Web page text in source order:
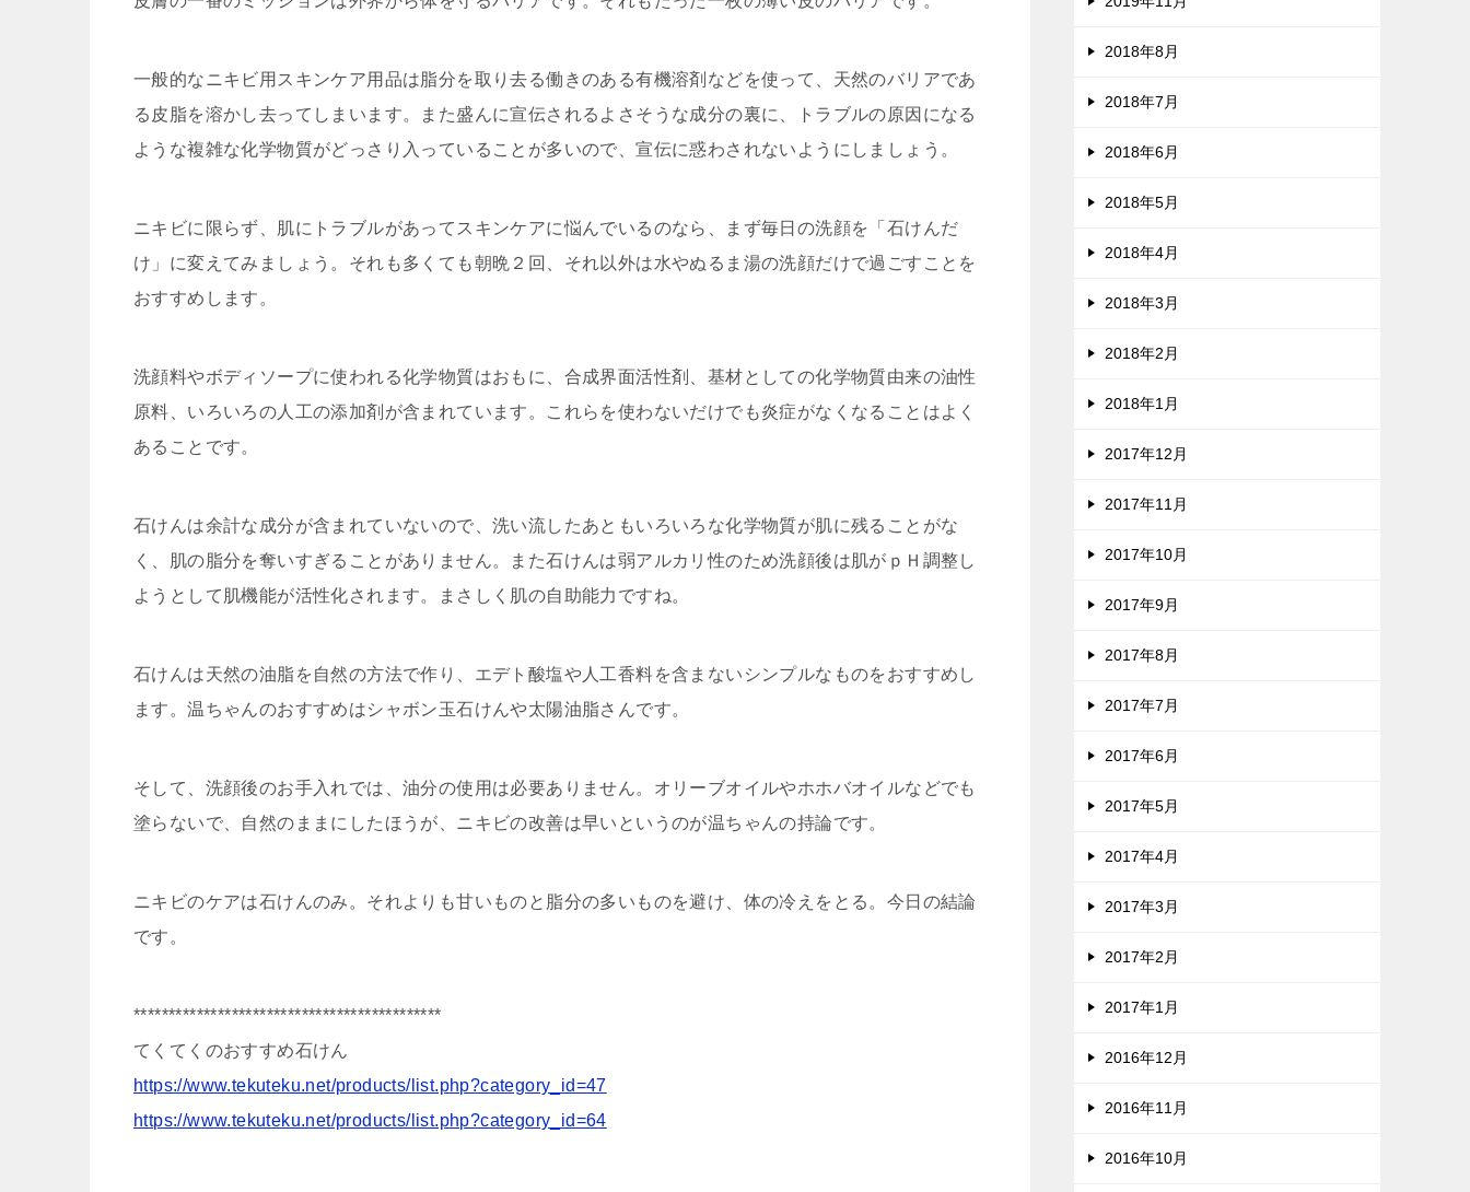
一般的なニキビ用スキンケア用品は脂分を取り去る働きのある有機溶剤などを使って、天然のバリアであ
る皮脂を溶かし去ってしまいます。また盛んに宣伝されるよさそうな成分の裏に、トラブルの原因になる
ような複雑な化学物質がどっさり入っていることが多いので、宣伝に惑わされないようにしましょう。
ニキビに限らず、肌にトラブルがあってスキンケアに悩んでいるのなら、まず毎日の洗顔を「石けんだ
け」に変えてみましょう。それも多くても朝晩２回、それ以外は水やぬるま湯の洗顔だけで過ごすことを
おすすめします。
洗顔料やボディソープに使われる化学物質はおもに、合成界面活性剤、基材としての化学物質由来の油性
原料、いろいろの人工の添加剤が含まれています。これらを使わないだけでも炎症がなくなることはよく
あることです。
石けんは余計な成分が含まれていないので、洗い流したあともいろいろな化学物質が肌に残ることがな
く、肌の脂分を奪いすぎることがありません。また石けんは弱アルカリ性のため洗顔後は肌がｐＨ調整し
ようとして肌機能が活性化されます。まさしく肌の自助能力ですね。
石けんは天然の油脂を自然の方法で作り、エデト酸塩や人工香料を含まないシンプルなものをおすすめし
ます。温ちゃんのおすすめはシャボン玉石けんや太陽油脂さんです。
そして、洗顔後のお手入れでは、油分の使用は必要ありません。オリーブオイルやホホバオイルなどでも
塗らないで、自然のままにしたほうが、ニキビの改善は早いというのが温ちゃんの持論です。
ニキビのケアは石けんのみ。それよりも甘いものと脂分の多いものを避け、体の冷えをとる。今日の結論
です。
********************************************
てくてくのおすすめ石けん
https://www.tekuteku.net/products/list.php?category_id=47
https://www.tekuteku.net/products/list.php?category_id=64
2018年8月
2018年7月
2018年6月
2018年5月
2018年4月
2018年3月
2018年2月
2018年1月
2017年12月
2017年11月
2017年10月
2017年9月
2017年8月
2017年7月
2017年6月
2017年5月
2017年4月
2017年3月
2017年2月
2017年1月
2016年12月
2016年11月
2016年10月